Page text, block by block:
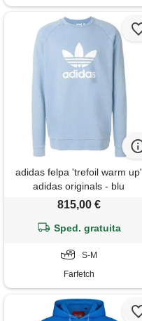
adidas felpa 'trefoil warm up'
adidas originals - blu
815,00 €
Sped. gratuita
S-M
Farfetch